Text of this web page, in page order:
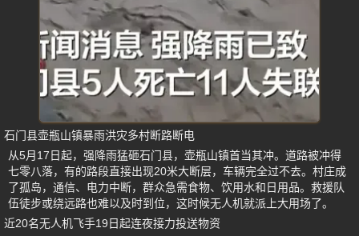
石门县壶瓶山镇暴雨洪灾多村断路断电
从5月17日起，强降雨猛砸石门县，壶瓶山镇首当其冲。道路被冲得
七零八落，有的路段直接出现20米大断层，车辆完全过不去。村庄成
了孤岛，通信、电力中断，群众急需食物、饮用水和日用品。救援队
伍徒步或绕远路也难以及时到位，这时候无人机就派上大用场了。
近20名无人机飞手19日起连夜接力投送物资